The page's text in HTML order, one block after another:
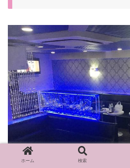
ホーム 検索